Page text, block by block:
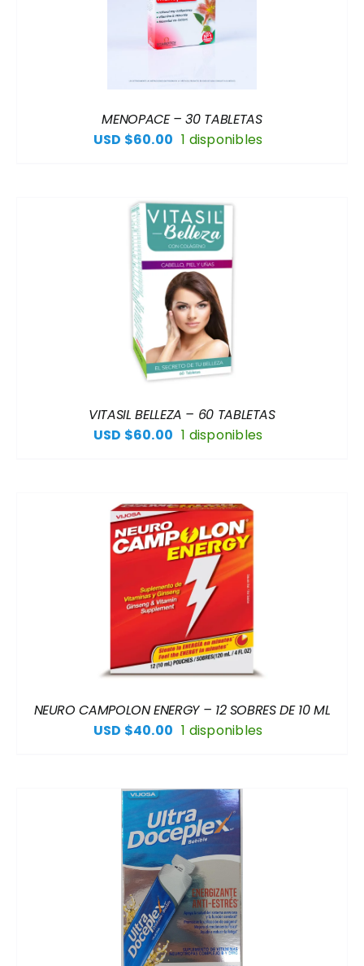
MENOPACE – 30 TABLETAS
USD $60.00 1 disponibles
VITASIL BELLEZA – 60 TABLETAS
USD $60.00 1 disponibles
NEURO CAMPOLON ENERGY – 12 SOBRES DE 10 ML
USD $40.00 1 disponibles